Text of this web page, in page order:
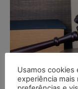
Usamos cookies
experiência mais